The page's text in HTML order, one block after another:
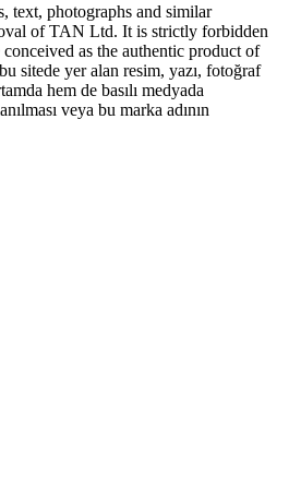
text, photographs and similar
of TAN Ltd. It is strictly forbidden
as the authentic product of
sitede yer alan resim, yazı, fotoğraf
hem de basılı medyada
veya bu marka adının